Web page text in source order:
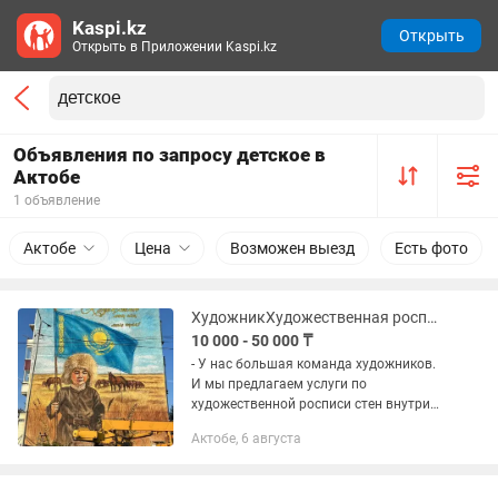
Объявления по запросу детское в
Актобе
1 объявление
Актобе Цена Возможен выезд Есть фото
ХудожникХудожественная роспись стен.Мурали.Оформление стен школ, ресторан.
10 000 - 50 000 ₸
- У нас большая команда художников.
И мы предлагаем услуги по
художественной росписи стен внутри
офисов, стен школ и детских садов и в
Актобе, 6 августа
Kaspi.kz
Открыть в Приложении Kaspi.kz
Открыть